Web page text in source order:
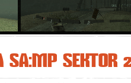
SA:MP